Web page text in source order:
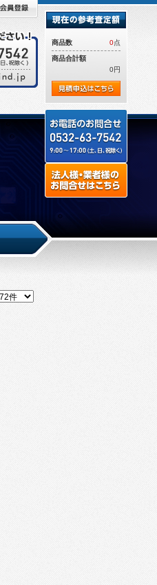
商品数 0点
商品合計額
0円